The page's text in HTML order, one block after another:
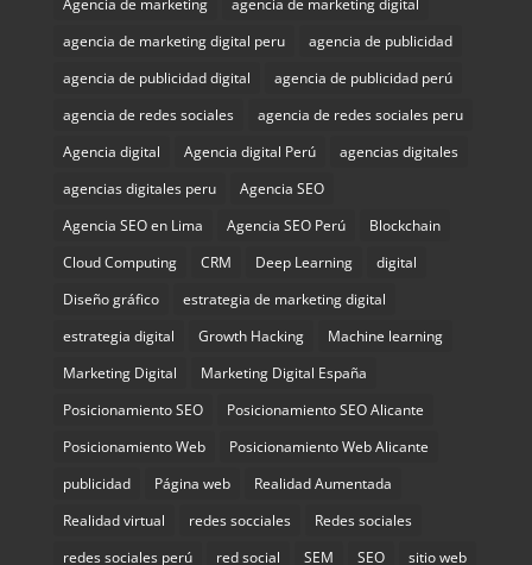
agencia de marketing digital peru
agencia de publicidad
agencia de publicidad digital
agencia de publicidad perú
agencia de redes sociales
agencia de redes sociales peru
Agencia digital
Agencia digital Perú
agencias digitales
agencias digitales peru
Agencia SEO
Agencia SEO en Lima
Agencia SEO Perú
Blockchain
Cloud Computing
CRM Deep Learning
digital
Diseño gráfico
estrategia de marketing digital
estrategia digital
Growth Hacking
Machine learning
Marketing Digital
Marketing Digital España
Posicionamiento SEO
Posicionamiento SEO Alicante
Posicionamiento Web
Posicionamiento Web Alicante
publicidad
Página web
Realidad Aumentada
Realidad virtual
redes socciales
Redes sociales
redes sociales perú
red social SEM SEO sitio web